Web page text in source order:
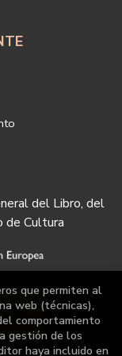
del Libro, del
de Cultura
que permiten al
web (técnicas),
comportamiento
gestión de los
haya incluido en